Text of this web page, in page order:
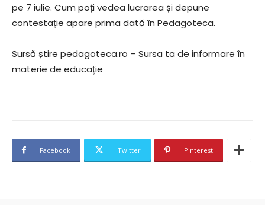
pe 7 iulie. Cum poți vedea lucrarea și depune
contestație apare prima dată în Pedagoteca.
Sursă știre pedagoteca.ro – Sursa ta de informare în
materie de educație
Facebook Twitter Pinterest